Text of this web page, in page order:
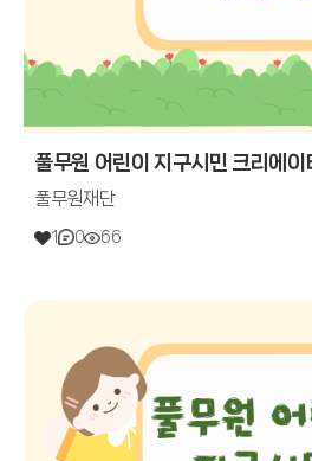
풀무원 어린이 지구시민 크리에
풀무원재단
1 0 66